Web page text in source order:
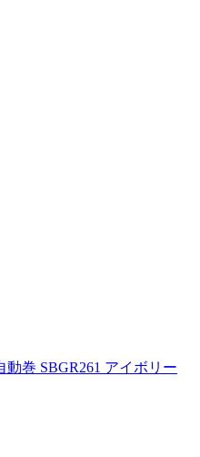
巻 SBGR261 アイボリー